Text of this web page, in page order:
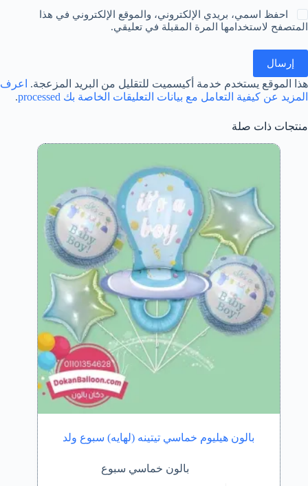
احفظ اسمي، بريدي الإلكتروني، والموقع الإلكتروني في هذا
المتصفح لاستخدامها المرة المقبلة في تعليقي.
إرسال
هذا الموقع يستخدم خدمة أكيسميت للتقليل من البريد المزعجة.
اعرف
المزيد عن كيفية التعامل مع بيانات التعليقات الخاصة بك processed
.
منتجات ذات صلة
بالون هيليوم خماسي تيتينه (لهايه) سبوع ولد
بالون خماسي سبوع